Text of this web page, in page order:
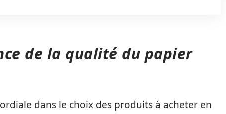
de la qualité du papier
dans le choix des produits à acheter en